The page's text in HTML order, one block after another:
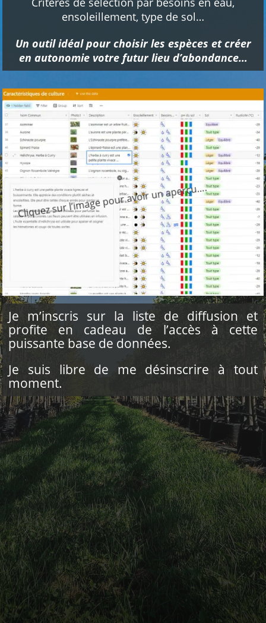
ensoleillement, type de sol…
Un outil idéal pour choisir les espèces et créer
en autonomie votre futur lieu d’abondance…
Cliquez sur l’image pour avoir un aperçu….
Je m’inscris sur la liste de diffusion et
profite en cadeau de l’accès à cette
puissante base de données.
Je suis libre de me désinscrire à tout
moment.